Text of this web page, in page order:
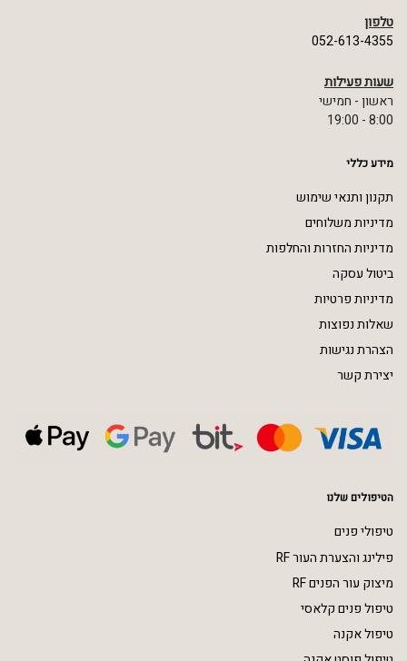
טלפון
052-613-4355
שעות פעילות
ראשון - חמישי
8:00 - 19:00
מידע כללי
תקנון ותנאי שימוש
מדיניות משלוחים
מדיניות החזרות והחלפות
ביטול עסקה
מדיניות פרטיות
שאלות נפוצות
הצהרת נגישות
יצירת קשר
הטיפולים שלנו
טיפולי פנים
פילינג והצערת העור RF
מיצוק עור הפנים RF
טיפול פנים קלאסי
טיפול אקנה